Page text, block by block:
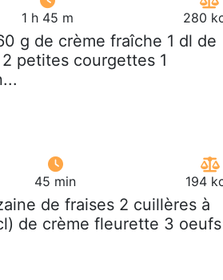
1 h 45 m 280
g de crème fraîche 1 dl de
petites courgettes 1
45 min 194
de fraises 2 cuillères à
de crème fleurette 3 oeufs